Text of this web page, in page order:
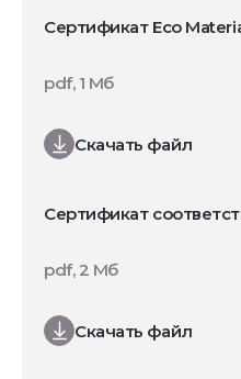
Сертификат Eco
Скачать файл
pdf, 1 Мб
Сертификат
Скачать файл
pdf, 2 Мб